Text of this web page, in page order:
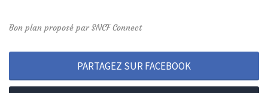
Bon plan proposé par SNCF Connect
PARTAGEZ SUR FACEBOOK